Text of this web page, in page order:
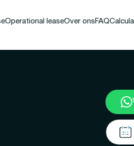
Operational leaseOver ons FAQ